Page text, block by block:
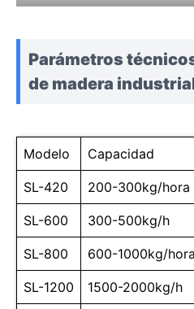
Parámetros
de madera
Modelo Capacidad
SL-420 200-300kg/hora
SL-600 300-500kg/h
SL-800 600-1000kg/hora
SL-1200 1500-2000kg/h